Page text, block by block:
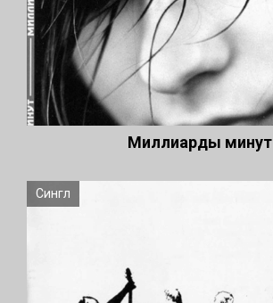
Миллиарды минут
Сингл